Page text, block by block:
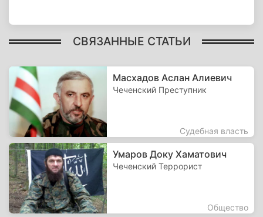
СВЯЗАННЫЕ СТАТЬИ
Масхадов Аслан Алиевич
Чеченский Преступник
Судебная власть
Умаров Доку Хаматович
Чеченский Террорист
Общество